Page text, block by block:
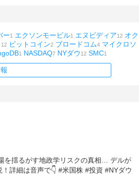
ー1 エクソンモービル1 エヌビディア12 オク
12 ビットコイン2 ブロードコム4 マイクロソ
1 NASDAQ7 NYダウ 12 SMC1
を揺るがす地政学リスクの真相… デルが
詳細は音声で👇 #米国株 #投資 #NYダウ